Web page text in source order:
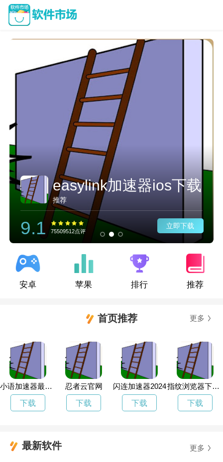
easylink加速器ios下载
推荐
9.1 75509512点评
立即下载
安卓 苹果 排行 推荐
首页推荐 更多
小语加速器最新版
下载
忍者云官网
下载
闪连加速器2024
下载
指纹浏览器下载vqn
下载
最新软件 更多